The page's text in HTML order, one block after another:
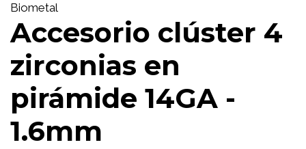
Biometal
Accesorio clúster 4
zirconias en
pirámide 14GA -
1.6mm